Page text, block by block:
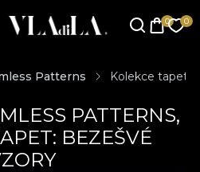
Patterns Kolekce tapet:
PATTERNS,
BEZEŠVÉ